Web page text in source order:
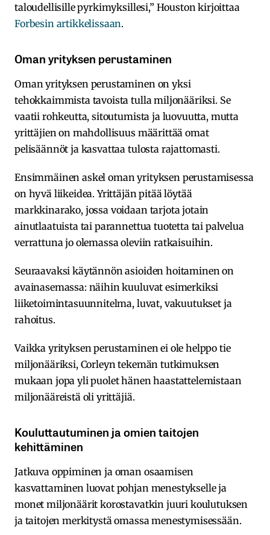
taloudellisille pyrkimyksillesi,” Houston kirjoittaa
Forbesin artikkelissaan.
Oman yrityksen perustaminen
Oman yrityksen perustaminen on yksi
tehokkaimmista tavoista tulla miljonääriksi. Se
vaatii rohkeutta, sitoutumista ja luovuutta, mutta
yrittäjien on mahdollisuus määrittää omat
pelisäännöt ja kasvattaa tulosta rajattomasti.
Ensimmäinen askel oman yrityksen perustamisessa
on hyvä liikeidea. Yrittäjän pitää löytää
markkinarako, jossa voidaan tarjota jotain
ainutlaatuista tai parannettua tuotetta tai palvelua
verrattuna jo olemassa oleviin ratkaisuihin.
Seuraavaksi käytännön asioiden hoitaminen on
avainasemassa: näihin kuuluvat esimerkiksi
liiketoimintasuunnitelma, luvat, vakuutukset ja
rahoitus.
Vaikka yrityksen perustaminen ei ole helppo tie
miljonääriksi, Corleyn tekemän tutkimuksen
mukaan jopa yli puolet hänen haastattelemistaan
miljonääreistä oli yrittäjiä.
Kouluttautuminen ja omien taitojen
kehittäminen
Jatkuva oppiminen ja oman osaamisen
kasvattaminen luovat pohjan menestykselle ja
monet miljonäärit korostavatkin juuri koulutuksen
ja taitojen merkitystä omassa menestymisessään.